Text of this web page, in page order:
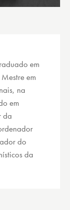
em
em
na
em
da
do
da